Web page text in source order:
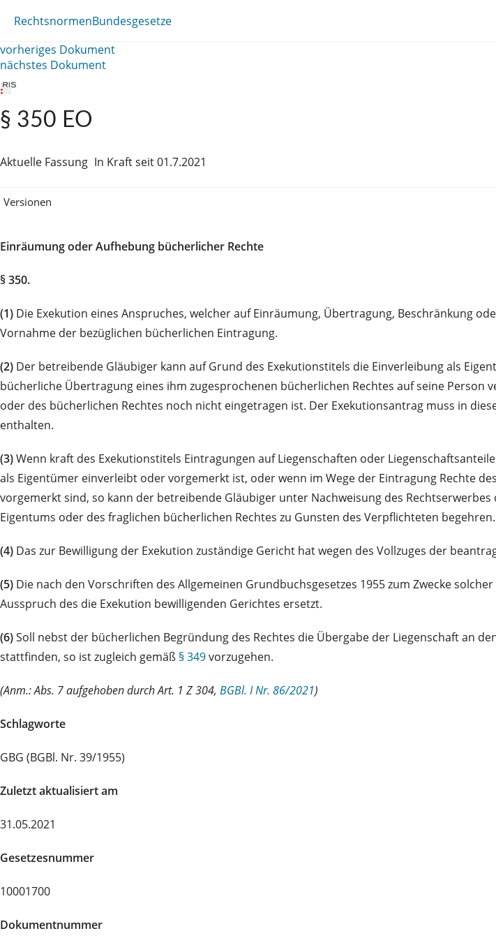
RechtsnormenBundesgesetze
vorheriges Dokument
nächstes Dokument
§ 350 EO
Aktuelle Fassung In Kraft seit 01.7.2021
Versionen
Einräumung oder Aufhebung bücherlicher Rechte
§ 350.
(1) Die Exekution eines Anspruches, welcher auf Einräumung, Übertragung, Beschränkung
Vornahme der bezüglichen bücherlichen Eintragung.
(2) Der betreibende Gläubiger kann auf Grund des Exekutionstitels die Einverleibung als
bücherliche Übertragung eines ihm zugesprochenen bücherlichen Rechtes auf seine
oder des bücherlichen Rechtes noch nicht eingetragen ist. Der Exekutionsantrag muss in
enthalten.
(3)Wenn kraft des Exekutionstitels Eintragungen auf Liegenschaften oder
als Eigentümer einverleibt oder vorgemerkt ist, oder wenn im Wege der Eintragung Rechte
vorgemerkt sind, so kann der betreibende Gläubiger unter Nachweisung des
Eigentums oder des fraglichen bücherlichen Rechtes zu Gunsten des Verpflichteten begehren.
(4) Das zur Bewilligung der Exekution zuständige Gericht hat wegen des Vollzuges der
(5) Die nach den Vorschriften des Allgemeinen Grundbuchsgesetzes 1955 zum Zwecke
Ausspruch des die Exekution bewilligenden Gerichtes ersetzt.
(6)Soll nebst der bücherlichen Begründung des Rechtes die Übergabe der Liegenschaft an
stattfinden, so ist zugleich gemäß § 349vorzugehen.
(Anm.: Abs. 7 aufgehoben durch Art. 1 Z 304, BGBl. I Nr. 86/2021)
Schlagworte
GBG (BGBl. Nr. 39/1955)
Zuletzt aktualisiert am
31.05.2021
Gesetzesnummer
10001700
Dokumentnummer